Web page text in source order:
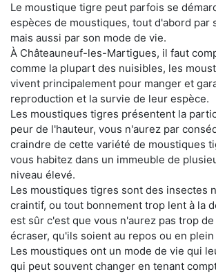
Le moustique tigre peut parfois se
espèces de moustiques, tout d'abord par
mais aussi par son mode de vie.
À Châteauneuf-les-Martigues, il faut
comme la plupart des nuisibles, les
vivent principalement pour manger et
reproduction et la survie de leur espèce.
Les moustiques tigres présentent la
peur de l'hauteur, vous n'aurez par
craindre de cette variété de moustiques
vous habitez dans un immeuble de
niveau élevé.
Les moustiques tigres sont des insectes
craintif, ou tout bonnement trop lent à la
est sûr c'est que vous n'aurez pas trop de
écraser, qu'ils soient au repos ou en plein
Les moustiques ont un mode de vie qui
qui peut souvent changer en tenant